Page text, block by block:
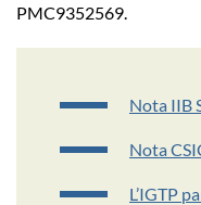
PMC9352569.
Nota IIB
Nota
L’IGTP